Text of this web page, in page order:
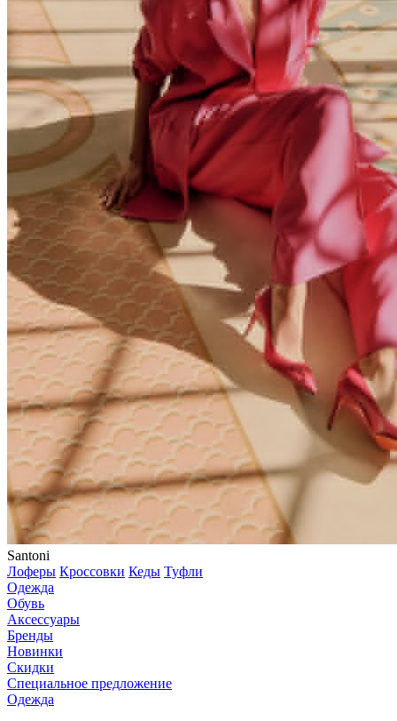
Santoni
Лоферы Кроссовки Кеды Туфли
Одежда
Обувь
Аксессуары
Бренды
Новинки
Скидки
Специальное предложение
Одежда